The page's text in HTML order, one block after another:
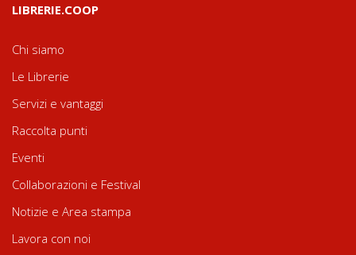
LIBRERIE.COOP
Chi siamo
Le Librerie
Servizi e vantaggi
Raccolta punti
Eventi
Collaborazioni e Festival
Notizie e Area stampa
Lavora con noi